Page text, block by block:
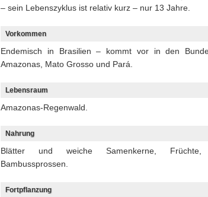
– sein Lebenszyklus ist relativ kurz – nur 13 Jahre.
Vorkommen
Endemisch in Brasilien – kommt vor in den
Amazonas, Mato Grosso und Pará.
Lebensraum
Amazonas-Regenwald.
Nahrung
Blätter und weiche Samenkerne,
Bambussprossen.
Fortpflanzung